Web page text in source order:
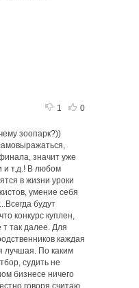
1 0
зоопарк?))
значит уже
и т.д.! В любом
в жизни уроки
умение себя
будут
конкурс куплен,
так далее. Для
каждая
лучшая. По каким
судить не
бизнесе ничего
говоря считаю,